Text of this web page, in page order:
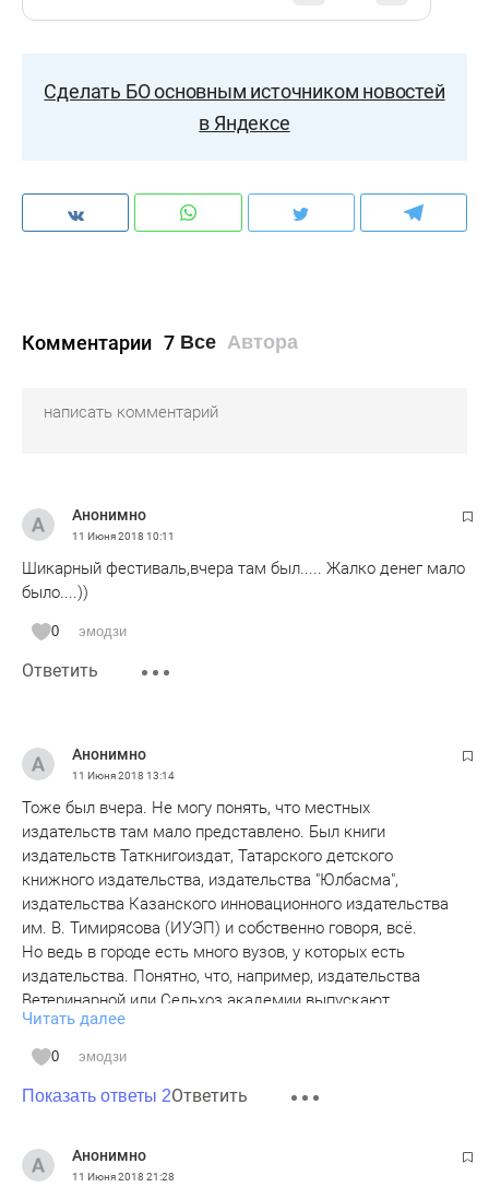
Сделать БО основным источником новостей
в Яндексе
Комментарии 7 Все Автора
Анонимно
11 Июня 2018 10:11
Шикарный фестиваль,вчера там был..... Жалко денег мало
было....))
0 эмодзи
Ответить
Анонимно
11 Июня 2018 13:14
Тоже был вчера. Не могу понять, что местных
издательств там мало представлено. Был книги
издательств Таткнигоиздат, Татарского детского
книжного издательства, издательства "Юлбасма",
издательства Казанского инновационного издательства
им. В. Тимирясова (ИУЭП) и собственно говоря, всё.
Но ведь в городе есть много вузов, у которых есть
издательства. Понятно, что, например, издательства
Ветеринарной или Сельхоз академии выпускают
специфическую для этих вузов научную литературу, и явно
на них читателей будет немного, но ведь есть в городе
вузы, которые выпускают книги по гуманитарным
дисциплинам. Почему не было, к примеру, издательства
"Хэтер", "Идел-Пресс". Это ведь для них прекрасная
возможность представить широкому кругу читателей свои
Читать далее
0 эмодзи
Показать ответы 2Ответить
Анонимно
11 Июня 2018 21:28